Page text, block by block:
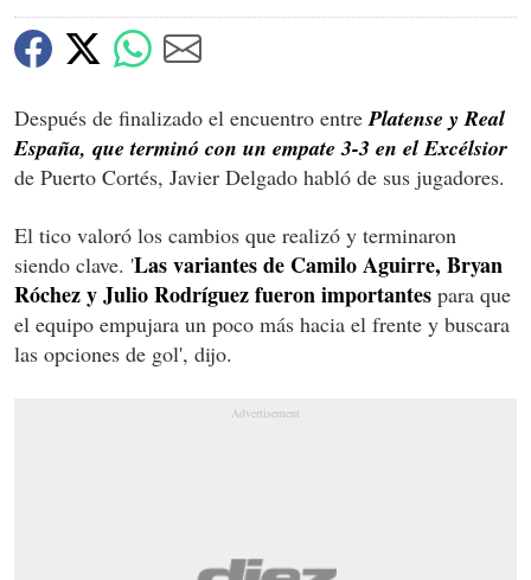
Después de finalizado el encuentro entre Platense y Real
España, que terminó con un empate 3-3 en el Excélsior
de Puerto Cortés, Javier Delgado habló de sus jugadores.
El tico valoró los cambios que realizó y terminaron
siendo clave. 'Las variantes de Camilo Aguirre, Bryan
Róchez y Julio Rodríguez fueron importantes para que
el equipo empujara un poco más hacia el frente y buscara
las opciones de gol', dijo.